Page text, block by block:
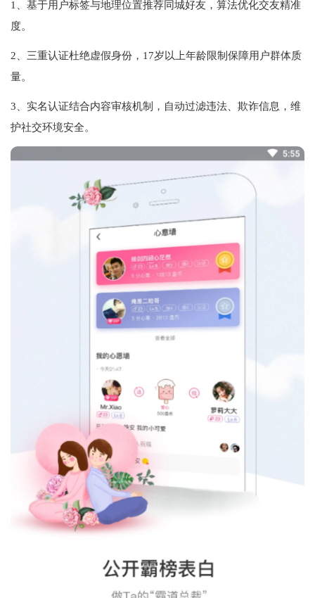
1、基于用户标签与地理位置推荐同城好友，算法优化交友精准
度‌。
2、三重认证杜绝虚假身份，17岁以上年龄限制保障用户群体质
量‌。
3、实名认证结合内容审核机制，自动过滤违法、欺诈信息，维
护社交环境安全‌。